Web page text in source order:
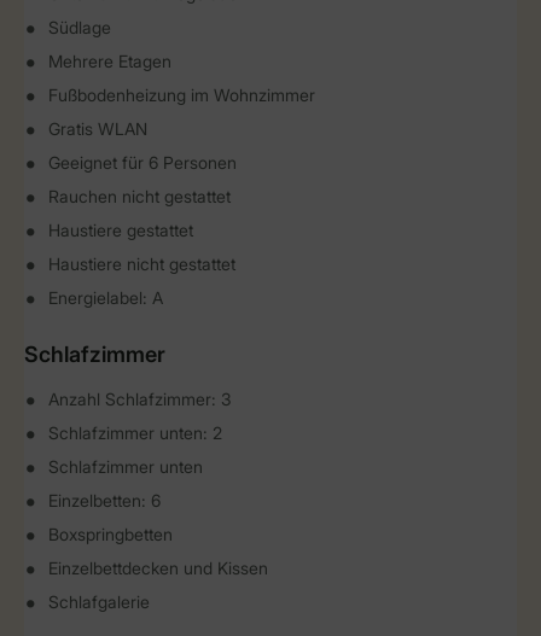
Südlage
Mehrere Etagen
Fußbodenheizung im Wohnzimmer
Gratis WLAN
Geeignet für 6 Personen
Rauchen nicht gestattet
Haustiere gestattet
Haustiere nicht gestattet
Energielabel: A
Schlafzimmer
Anzahl Schlafzimmer: 3
Schlafzimmer unten: 2
Schlafzimmer unten
Einzelbetten: 6
Boxspringbetten
Einzelbettdecken und Kissen
Schlafgalerie